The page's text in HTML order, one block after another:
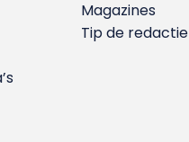
Magazines
Tip de redactie